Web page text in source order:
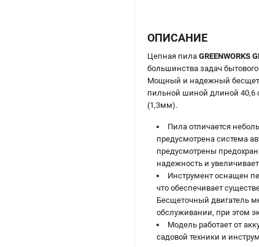
ОПИСАНИЕ
Цепная пила GREENWORKS
большинства задач
Мощный и надежный
пильной шиной длиной 40,6
(1,3мм).
Пила отличается
предусмотрена система
предусмотрены
надежность и
Инструмент оснащен
что обеспечивает
Бесщеточный двигатель
обслуживании, при этом
Модель работает от
садовой техники и